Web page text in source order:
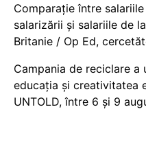
Comparație între
salarizării și salariile de
Britanie / Op Ed,
Campania de reciclare a
educația și creativitatea
UNTOLD, între 6 și 9